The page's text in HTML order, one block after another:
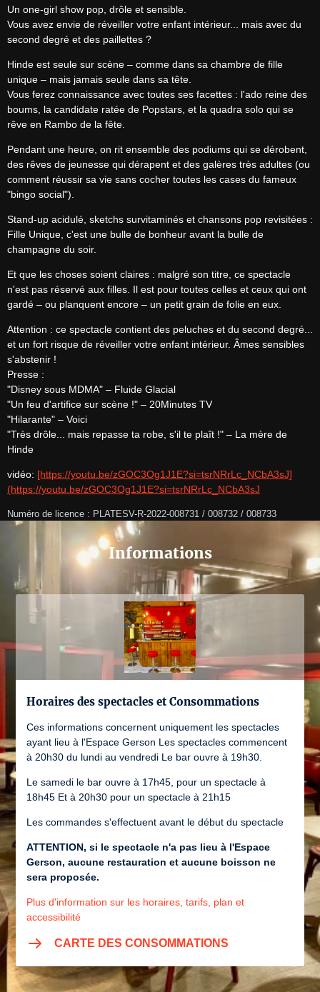
Un one-girl show pop, drôle et sensible.
Vous avez envie de réveiller votre enfant intérieur... mais avec du
second degré et des paillettes ?
Hinde est seule sur scène – comme dans sa chambre de fille
unique – mais jamais seule dans sa tête.
Vous ferez connaissance avec toutes ses facettes : l'ado reine des
boums, la candidate ratée de Popstars, et la quadra solo qui se
rêve en Rambo de la fête.
Pendant une heure, on rit ensemble des podiums qui se dérobent,
des rêves de jeunesse qui dérapent et des galères très adultes (ou
comment réussir sa vie sans cocher toutes les cases du fameux
"bingo social").
Stand-up acidulé, sketchs survitaminés et chansons pop revisitées :
Fille Unique, c'est une bulle de bonheur avant la bulle de
champagne du soir.
Et que les choses soient claires : malgré son titre, ce spectacle
n'est pas réservé aux filles. Il est pour toutes celles et ceux qui ont
gardé – ou planquent encore – un petit grain de folie en eux.
Attention : ce spectacle contient des peluches et du second degré...
et un fort risque de réveiller votre enfant intérieur. Âmes sensibles
s'abstenir !
Presse :
"Disney sous MDMA" – Fluide Glacial
"Un feu d'artifice sur scène !" – 20Minutes TV
"Hilarante" – Voici
"Très drôle... mais repasse ta robe, s'il te plaît !" – La mère de
Hinde
vidéo: [https://youtu.be/zGOC3Og1J1E?si=tsrNRrLc_NCbA3sJ]
(https://youtu.be/zGOC3Og1J1E?si=tsrNRrLc_NCbA3sJ
Numéro de licence : PLATESV-R-2022-008731 / 008732 / 008733
Informations
Horaires des spectacles et Consommations
Ces informations concernent uniquement les spectacles
ayant lieu à l'Espace Gerson Les spectacles commencent
à 20h30 du lundi au vendredi Le bar ouvre à 19h30.
Le samedi le bar ouvre à 17h45, pour un spectacle à
18h45 Et à 20h30 pour un spectacle à 21h15
Les commandes s'effectuent avant le début du spectacle
ATTENTION, si le spectacle n'a pas lieu à l'Espace
Gerson, aucune restauration et aucune boisson ne
sera proposée.
Plus d'information sur les horaires, tarifs, plan et
accessibilité
CARTE DES CONSOMMATIONS